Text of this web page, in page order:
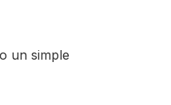
un simple